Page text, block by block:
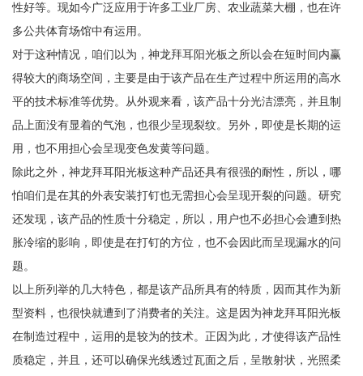
性好等。现如今广泛应用于许多工业厂房、农业蔬菜大棚，也在许
多公共体育场馆中有运用。
对于这种情况，咱们以为，神龙拜耳阳光板之所以会在短时间内赢
得较大的商场空间，主要是由于该产品在生产过程中所运用的高水
平的技术标准等优势。从外观来看，该产品十分光洁漂亮，并且制
品上面没有显着的气泡，也很少呈现裂纹。另外，即使是长期的运
用，也不用担心会呈现变色发黄等问题。
除此之外，神龙拜耳阳光板这种产品还具有很强的耐性，所以，哪
怕咱们是在其的外表安装打钉也无需担心会呈现开裂的问题。研究
还发现，该产品的性质十分稳定，所以，用户也不必担心会遭到热
胀冷缩的影响，即使是在打钉的方位，也不会因此而呈现漏水的问
题。
以上所列举的几大特色，都是该产品所具有的特质，因而其作为新
型资料，也很快就遭到了消费者的关注。这是因为神龙拜耳阳光板
在制造过程中，运用的是较为的技术。正因为此，才使得该产品性
质稳定，并且，还可以确保光线透过瓦面之后，呈散射状，光照柔